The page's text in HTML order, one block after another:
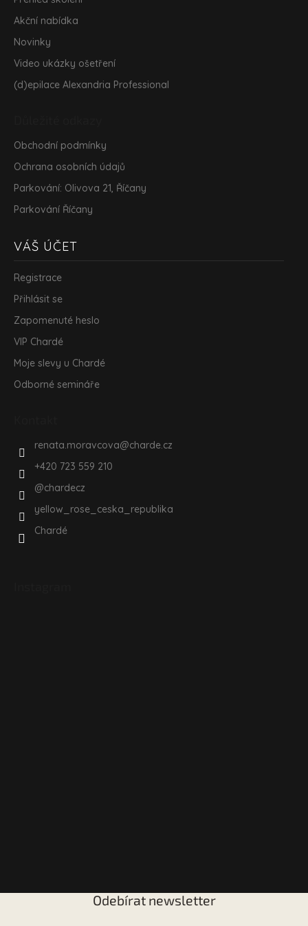
Akční nabídka
Novinky
Video ukázky ošetření
(d)epilace Alexandria Professional
Obchodní podmínky
Ochrana osobních údajů
Parkování: Olivova 21, Říčany
Parkování Říčany
VÁŠ ÚČET
Registrace
Přihlásit se
Zapomenuté heslo
VIP Chardé
Moje slevy u Chardé
Odborné semináře
renata.moravcova@charde.cz
+420 723 559 210
@chardecz
yellow_rose_ceska_republika
Chardé
Odebírat newsletter